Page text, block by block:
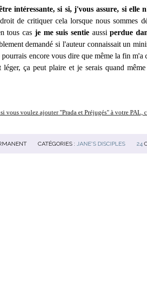
intéressante, si si, j'vous assure, si elle
de critiquer cela lorsque nous sommes
tous cas je me suis sentie aussiperdue
demandé si l'auteur connaissait un
encore vous dire que même la fin m'a
léger, ça peut plaire et je serais quand
vous voulez ajouter "Prada et Préjugés" à votre PAL,
CATÉGORIES : JANE'S DISCIPLES 24